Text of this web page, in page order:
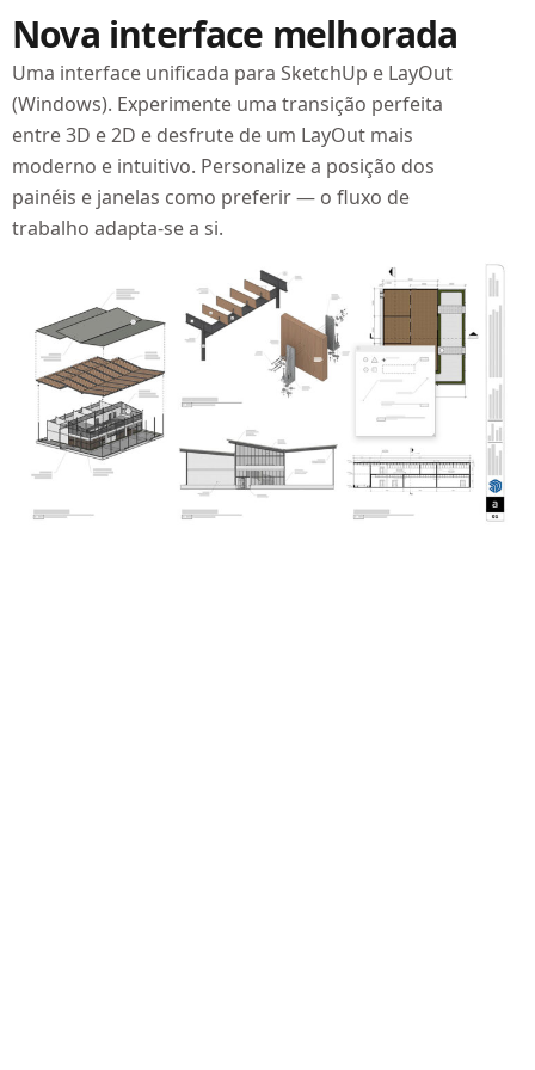
Nova interface melhorada
Uma interface unificada para SketchUp e LayOut
(Windows). Experimente uma transição perfeita
entre 3D e 2D e desfrute de um LayOut mais
moderno e intuitivo. Personalize a posição dos
painéis e janelas como preferir — o fluxo de
trabalho adapta-se a si.